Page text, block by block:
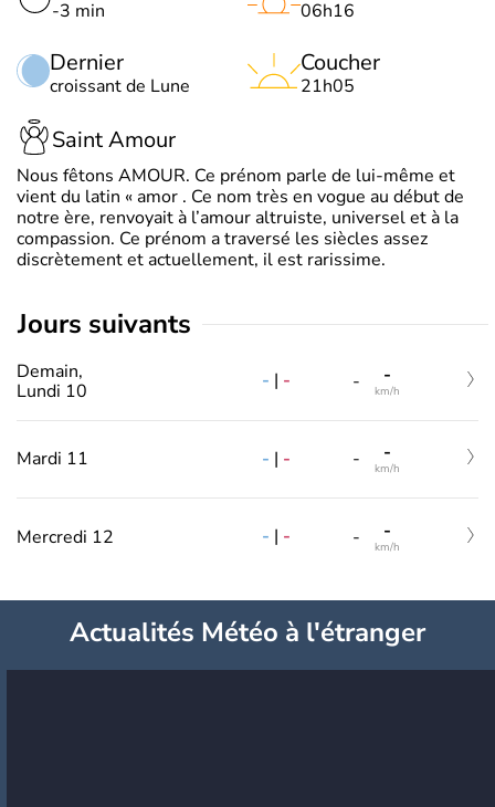
-3 min
Dernier
croissant de Lune
06h16
Coucher
21h05
Saint Amour
Nous fêtons AMOUR. Ce prénom parle de lui-même et
vient du latin « amor . Ce nom très en vogue au début de
notre ère, renvoyait à l’amour altruiste, universel et à la
compassion. Ce prénom a traversé les siècles assez
discrètement et actuellement, il est rarissime.
jours suivants
Demain,
Lundi 10
- | - - -
km/h
Mardi 11 - | - - -
km/h
Mercredi 12 - | - - -
km/h
Actualités Météo à l'étranger